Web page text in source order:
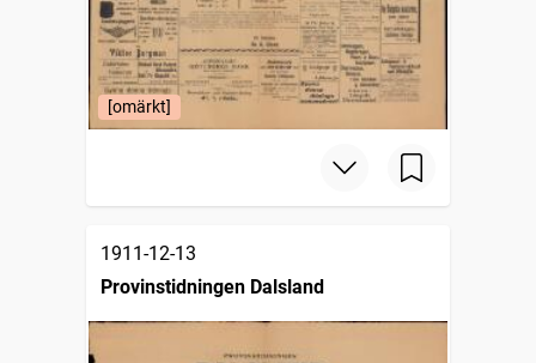
[omärkt]
1911-12-13
Provinstidningen Dalsland